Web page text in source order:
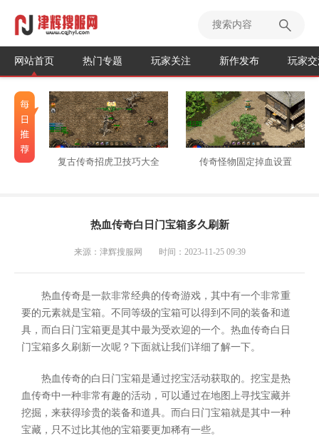
网站首页 热门专题 玩家关注 新作发布 玩家
复古传奇招虎卫技巧大全 传奇怪物固定掉血设置
热血传奇白日门宝箱多久刷新
来源：津辉搜服网 时间：2023-11-25 09:39
热血传奇是一款非常经典的传奇游戏，其中有一个非常重
要的元素就是宝箱。不同等级的宝箱可以得到不同的装备和道
具，而白日门宝箱更是其中最为受欢迎的一个。热血传奇白日
门宝箱多久刷新一次呢？下面就让我们详细了解一下。
热血传奇的白日门宝箱是通过挖宝活动获取的。挖宝是热
血传奇中一种非常有趣的活动，可以通过在地图上寻找宝藏并
挖掘，来获得珍贵的装备和道具。而白日门宝箱就是其中一种
宝藏，只不过比其他的宝箱要更加稀有一些。